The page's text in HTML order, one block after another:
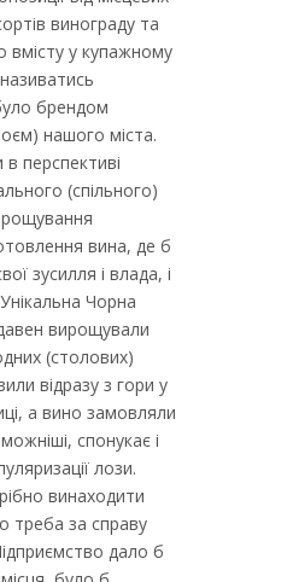
винограду та
вмісту у купажному
брендом
нашого міста.
перспективі
(спільного)
вина, де б
зусилля і влада, і
Чорна
вирощували
(столових)
відразу з гори у
а вино замовляли
спонукає і
лози.
винаходити
треба за справу
дало б